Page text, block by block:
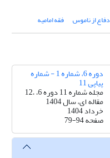
دفاع از ناموس فقه امامیه
دوره 6، شماره 1 - شماره
پیاپی 11
مجله شماره 11 دوره 6، ،12
مقاله ای، سال 1404
خرداد 1404
صفحه79-94